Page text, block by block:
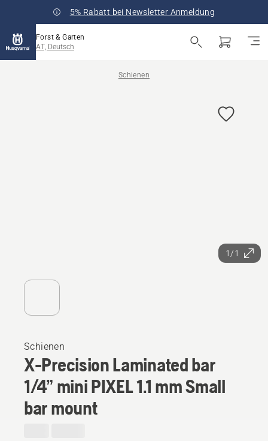
5% Rabatt bei Newsletter Anmeldung
Forst & Garten
AT, Deutsch
Schienen
1/1
Schienen
X-Precision Laminated bar
1/4” mini PIXEL 1.1 mm Small
bar mount